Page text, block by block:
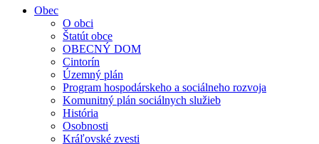
Obec
O obci
Štatút obce
OBECNÝ DOM
Cintorín
Územný plán
Program hospodárskeho a sociálneho rozvoja
Komunitný plán sociálnych služieb
História
Osobnosti
Kráľovské zvesti